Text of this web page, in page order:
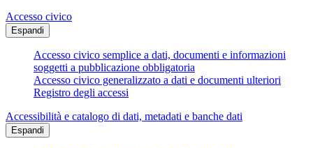
Accesso civico
Espandi
Accesso civico semplice a dati, documenti e informazioni
soggetti a pubblicazione obbligatoria
Accesso civico generalizzato a dati e documenti ulteriori
Registro degli accessi
Accessibilità e catalogo di dati, metadati e banche dati
Espandi